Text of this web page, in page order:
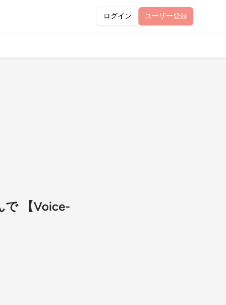
ログイン ユーザー登録
で 【Voice-